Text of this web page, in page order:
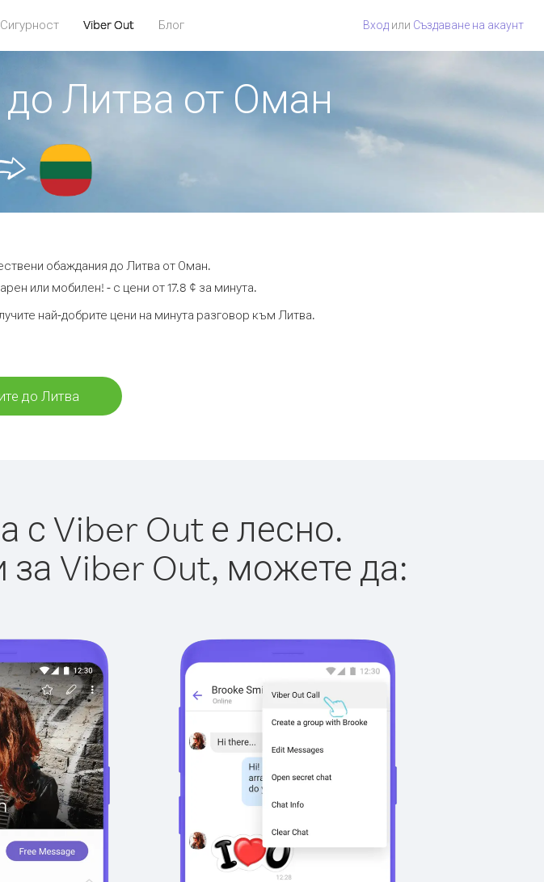
Сигурност Viber Out Блог Вход или Създаване на акаунт
до Литва от Оман
обаждания до Литва от Оман.
или мобилен! - с цени от 17.8 ¢ за минута.
най-добрите цени на минута разговор към Литва.
до Литва
с Viber Out е лесно.
за Viber Out, можете да: